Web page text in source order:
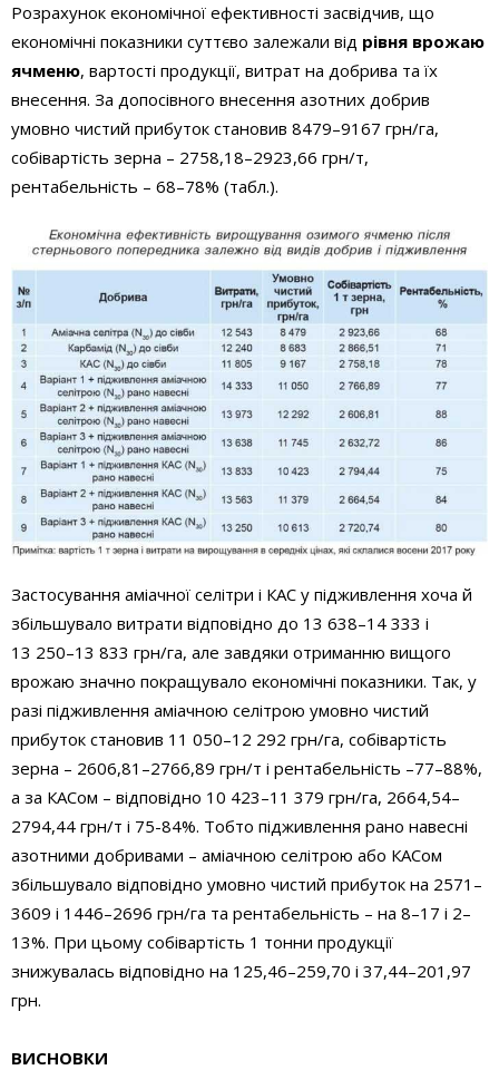
Розрахунок економічної ефективності засвідчив, що
економічні показники суттєво залежали від рівня врожаю
ячменю, вартості продукції, витрат на добрива та їх
внесення. За допосівного внесення азотних добрив
умовно чистий прибуток становив 8479–9167 грн/га,
собівартість зерна – 2758,18–2923,66 грн/т,
рентабельність – 68–78% (табл.).
Застосування аміачної селітри і КАС у підживлення хоча й
збільшувало витрати відповідно до 13 638–14 333 і
13 250–13 833 грн/га, але завдяки отриманню вищого
врожаю значно покращувало економічні показники. Так, у
разі підживлення аміачною селітрою умовно чистий
прибуток становив 11 050–12 292 грн/га, собівартість
зерна – 2606,81–2766,89 грн/т і рентабельність –77–88%,
а за КАСом – відповідно 10 423–11 379 грн/га, 2664,54–
2794,44 грн/т і 75-84%. Тобто підживлення рано навесні
азотними добривами – аміачною селітрою або КАСом
збільшувало відповідно умовно чистий прибуток на 2571–
3609 і 1446–2696 грн/га та рентабельність – на 8–17 і 2–
13%. При цьому собівартість 1 тонни продукції
знижувалась відповідно на 125,46–259,70 і 37,44–201,97
грн.
ВИСНОВКИ